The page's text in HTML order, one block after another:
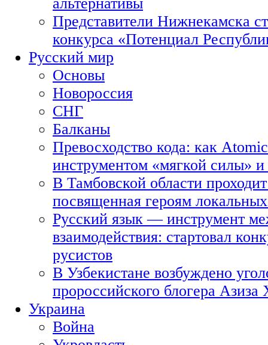
Представители Нижнекамска
конкурса «Потенциал
Русский мир
Основы
Новороссия
СНГ
Балканы
Превосходство кода: как
инструментом «мягкой силы» и
В Тамбовской области
посвященная героям
Русский язык — инструмент
взаимодействия: стартовал
русистов
В Узбекистане возбуждено
пророссийского блогера Азиза
Украина
Война